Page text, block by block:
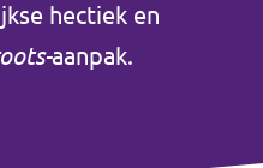
hectiek en
aanpak.